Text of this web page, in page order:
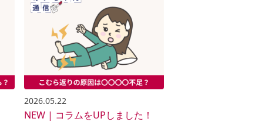
2026.05.22
NEW | コラムをUPしました！